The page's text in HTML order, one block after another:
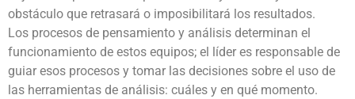
obstáculo que retrasará o imposibilitará los resultados.
Los procesos de pensamiento y análisis determinan el
funcionamiento de estos equipos; el líder es responsable de
guiar esos procesos y tomar las decisiones sobre el uso de
las herramientas de análisis: cuáles y en qué momento.